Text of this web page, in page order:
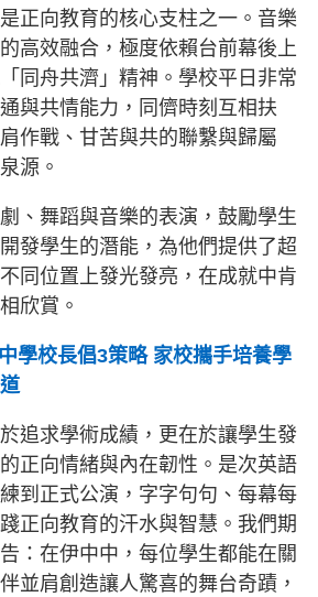
正向教育的核心支柱之一。音樂
高效融合，極度依賴台前幕後上
同舟共濟」精神。學校平日非常
與共情能力，同儕時刻互相扶
作戰、甘苦與共的聯繫與歸屬
源。
、舞蹈與音樂的表演，鼓勵學生
發學生的潛能，為他們提供了超
同位置上發光發亮，在成就中肯
欣賞。
學校長倡3策略 家校攜手培養學
追求學術成績，更在於讓學生發
正向情緒與內在韌性。是次英語
到正式公演，字字句句、每幕每
正向教育的汗水與智慧。我們期
：在伊中中，每位學生都能在關
並肩創造讓人驚喜的舞台奇蹟，